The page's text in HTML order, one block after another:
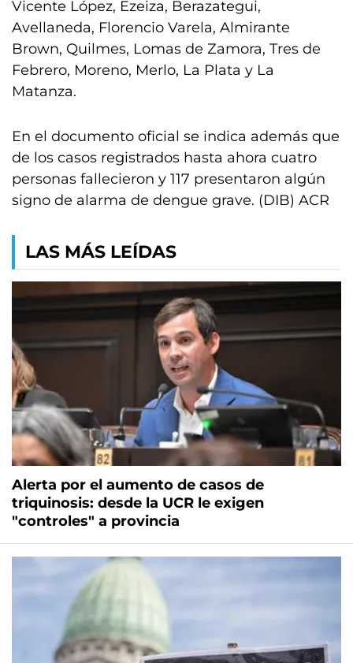
Vicente López, Ezeiza, Berazategui,
Avellaneda, Florencio Varela, Almirante
Brown, Quilmes, Lomas de Zamora, Tres de
Febrero, Moreno, Merlo, La Plata y La
Matanza.
En el documento oficial se indica además que
de los casos registrados hasta ahora cuatro
personas fallecieron y 117 presentaron algún
signo de alarma de dengue grave. (DIB) ACR
LAS MÁS LEÍDAS
Alerta por el aumento de casos de
triquinosis: desde la UCR le exigen
"controles" a provincia